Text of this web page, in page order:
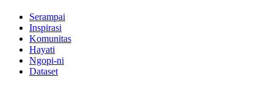
Serampai
Inspirasi
Komunitas
Hayati
Ngopi-ni
Dataset